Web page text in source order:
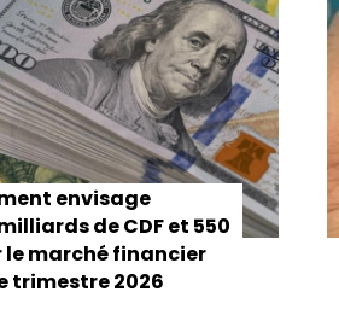
envisage
de CDF et 550
le marché financier
trimestre 2026